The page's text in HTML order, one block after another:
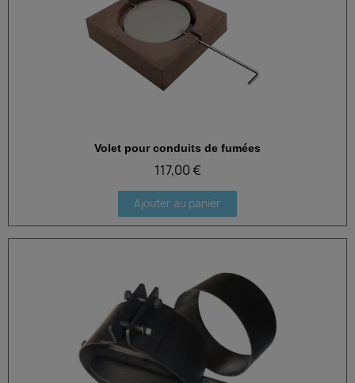
Aperçu rapide
Volet pour conduits de fumées
117,00 €
Ajouter au panier